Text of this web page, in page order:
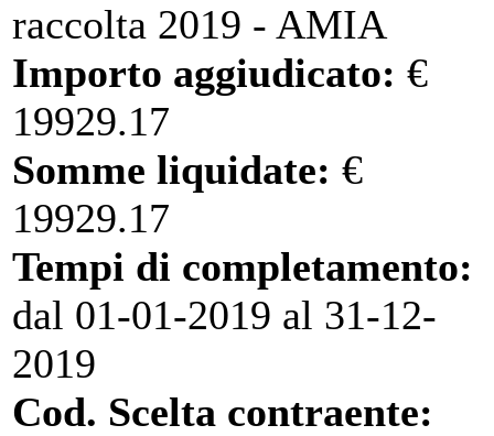
raccolta 2019 - AMIA
Importo aggiudicato: €
19929.17
Somme liquidate: €
19929.17
Tempi di completamento:
dal 01-01-2019 al 31-12-
2019
Cod. Scelta contraente: